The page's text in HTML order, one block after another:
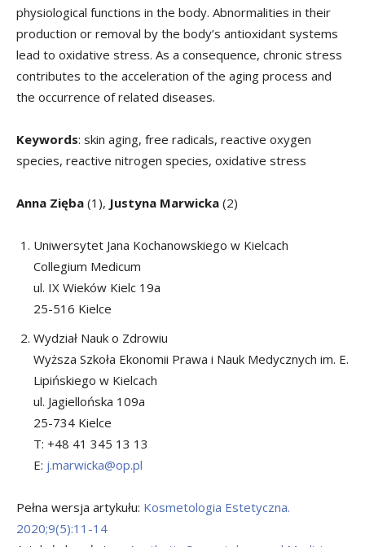
physiological functions in the body. Abnormalities in their
production or removal by the body’s antioxidant systems
lead to oxidative stress. As a consequence, chronic stress
contributes to the acceleration of the aging process and
the occurrence of related diseases.
Keywords: skin aging, free radicals, reactive oxygen
species, reactive nitrogen species, oxidative stress
Anna Zięba (1), Justyna Marwicka (2)
Uniwersytet Jana Kochanowskiego w Kielcach
Collegium Medicum
ul. IX Wieków Kielc 19a
25-516 Kielce
Wydział Nauk o Zdrowiu
Wyższa Szkoła Ekonomii Prawa i Nauk Medycznych im. E.
Lipińskiego w Kielcach
ul. Jagiellońska 109a
25-734 Kielce
T: +48 41 345 13 13
E: j.marwicka@op.pl
Pełna wersja artykułu: Kosmetologia Estetyczna.
2020;9(5):11-14